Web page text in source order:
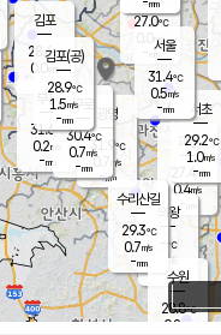
과천
27.4℃
0.4m/s
- mm
의왕
- ℃
m/s
mm
김포
28.6℃
0.0 m/s
mm
광명
31.9 ℃
0.7 m/s
-mm
부천
31.6℃
0.2m/s
-mm
구로
30.4℃
0.7m/s
-mm
27.0℃
0.0 m/s
- mm
서초
29.2℃
1.0m/s
-mm
수리산길
29.3℃
0.7m/s
-mm
mm
김포(공)
28.9℃
1.5m/s
-mm
수원
28.8℃
0.8 m/s
서울
31.4℃
0.5m/s
-mm